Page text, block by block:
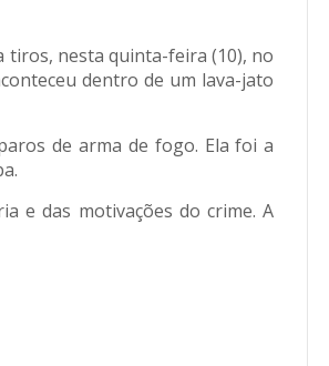
tiros, nesta quinta-feira (10), no
dentro de um lava-jato
de arma de fogo. Ela foi a
e das motivações do crime. A